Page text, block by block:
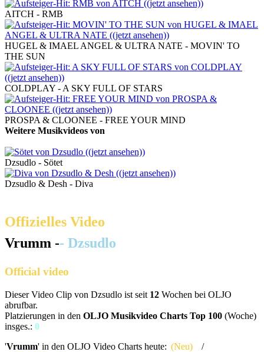
AITCH - RMB
HUGEL & IMAEL ANGEL & ULTRA NATE - MOVIN' TO
THE SUN
COLDPLAY - A SKY FULL OF STARS
PROSPA & CLOONEE - FREE YOUR MIND
Weitere Musikvideos von
Dzsudlo - Sötet
Dzsudlo & Desh - Diva
Offizielles Video
Vrumm -- Dzsudlo
Official video
Dieser Video Clip von Dzsudlo ist seit 12 Wochen bei OLJO
abrufbar.
Platzierungen in den OLJO Musikvideo Charts Top 100 (Woche)
insges.: 0
'Vrumm' in den OLJO Video Charts heute: (Neu)
/